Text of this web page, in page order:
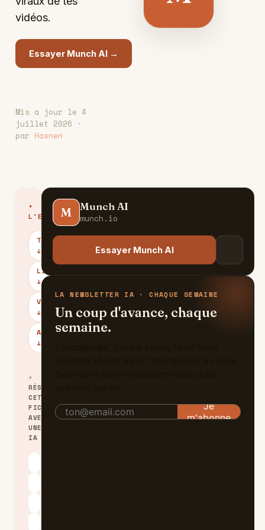
vidéos.
Essayer Munch AI →
Mis à jour le 4
juillet 2026 ·
par Hasnen
✦
L'ESSENTIEL
TARIFS
↓
LIMITES
↓
VERDICT
↓
ALTERNATIVES
↓
⚡
RÉSUMER
CETTE
FICHE
AVEC
UNE
IA
ChatGPT
Claude
Perplexity
Le Chat
M Munch AI
munch.io
Essayer Munch AI
LA NEWSLETTER IA · CHAQUE SEMAINE
Un coup d'avance, chaque
semaine.